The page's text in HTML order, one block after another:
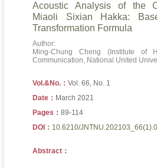
Acoustic Analysis of the
Miaoli Sixian Hakka:
Transformation Formula
Author:
Ming-Chung Cheng (Institute of
Communication, National United
Vol.&No.：Vol. 66, No. 1
Date： March 2021
Pages：89-114
DOI： 10.6210/
Abstract：